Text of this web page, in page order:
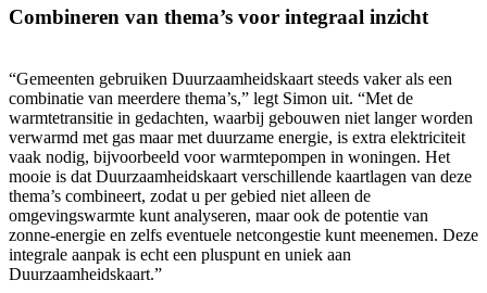
Combineren van thema’s voor integraal inzicht
“Gemeenten gebruiken Duurzaamheidskaart steeds vaker als een
combinatie van meerdere thema’s,” legt Simon uit. “Met de
warmtetransitie in gedachten, waarbij gebouwen niet langer worden
verwarmd met gas maar met duurzame energie, is extra elektriciteit
vaak nodig, bijvoorbeeld voor warmtepompen in woningen. Het
mooie is dat Duurzaamheidskaart verschillende kaartlagen van deze
thema’s combineert, zodat u per gebied niet alleen de
omgevingswarmte kunt analyseren, maar ook de potentie van
zonne-energie en zelfs eventuele netcongestie kunt meenemen. Deze
integrale aanpak is echt een pluspunt en uniek aan
Duurzaamheidskaart.”